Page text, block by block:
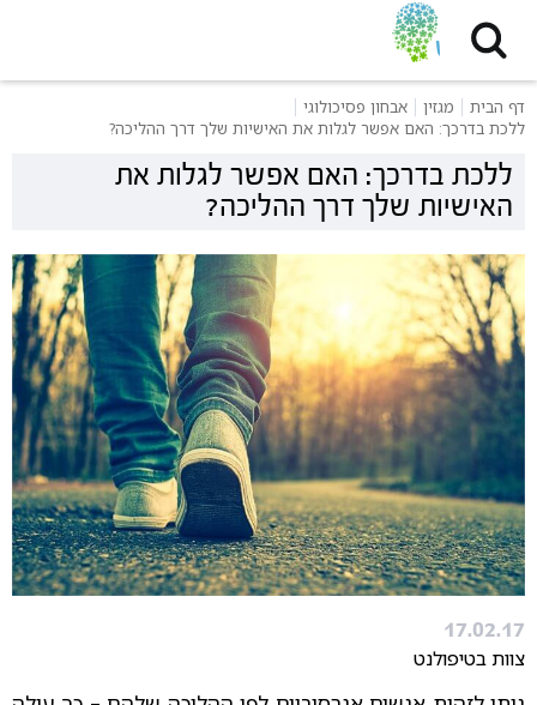
דף הבית מגזין
אבחון פסיכולוגי
ללכת בדרכך: האם אפשר לגלות את האישיות שלך דרך ההליכה?
ללכת בדרכך: האם אפשר לגלות את
האישיות שלך דרך ההליכה?
17.02.17
צוות בטיפולנט